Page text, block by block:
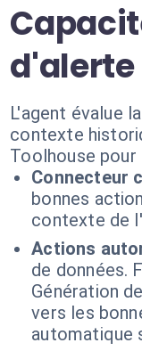
d'alerte
L'agent évalue
contexte
Toolhouse
Connecteur
bonnes
contexte de
Actions
de données.
Génération
vers les
automatique